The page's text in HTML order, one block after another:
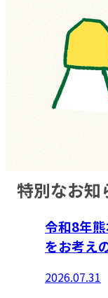
特別なお知
令和8年
をお考え
2026.07.31